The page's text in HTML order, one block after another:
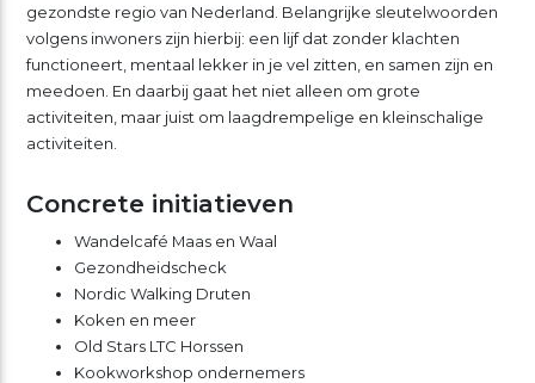
gezondste regio van Nederland. Belangrijke sleutelwoorden
volgens inwoners zijn hierbij: een lijf dat zonder klachten
functioneert, mentaal lekker in je vel zitten, en samen zijn en
meedoen. En daarbij gaat het niet alleen om grote
activiteiten, maar juist om laagdrempelige en kleinschalige
activiteiten.
Concrete initiatieven
Wandelcafé Maas en Waal
Gezondheidscheck
Nordic Walking Druten
Koken en meer
Old Stars LTC Horssen
Kookworkshop ondernemers